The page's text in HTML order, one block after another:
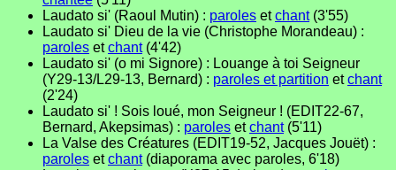
Laudato si' (Raoul Mutin) : paroles etchant(3'55)
Laudato si' Dieu de la vie (Christophe Morandeau) :
paroles etchant(4'42)
Laudato si' (o mi Signore) : Louange à toi Seigneur
(Y29-13/L29-13, Bernard) : paroles et partition etchant
(2'24)
Laudato si' ! Sois loué, mon Seigneur ! (EDIT22-67,
Bernard, Akepsimas) : paroles etchant(5'11)
La Valse des Créatures (EDIT19-52, Jacques Jouët) :
paroles etchant(diaporama avec paroles, 6'18)